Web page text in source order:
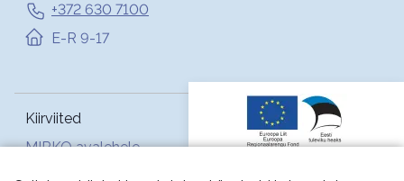
+372 630 7100
E-R 9-17
Kiirviited
MIRKO avalehele
Abi